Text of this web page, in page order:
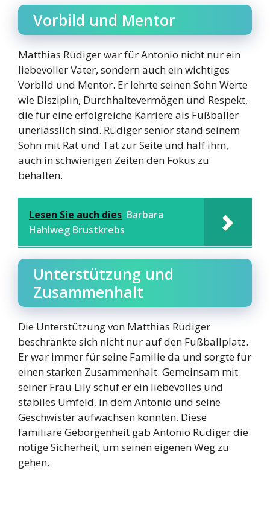
Vorbild und Mentor
Matthias Rüdiger war für Antonio nicht nur ein
liebevoller Vater, sondern auch ein wichtiges
Vorbild und Mentor. Er lehrte seinen Sohn Werte
wie Disziplin, Durchhaltevermögen und Respekt,
die für eine erfolgreiche Karriere als Fußballer
unerlässlich sind. Rüdiger senior stand seinem
Sohn mit Rat und Tat zur Seite und half ihm,
auch in schwierigen Zeiten den Fokus zu
behalten.
Lesen Sie auch dies Barbara
Hahlweg Brustkrebs
Unterstützung und
Zusammenhalt
Die Unterstützung von Matthias Rüdiger
beschränkte sich nicht nur auf den Fußballplatz.
Er war immer für seine Familie da und sorgte für
einen starken Zusammenhalt. Gemeinsam mit
seiner Frau Lily schuf er ein liebevolles und
stabiles Umfeld, in dem Antonio und seine
Geschwister aufwachsen konnten. Diese
familiäre Geborgenheit gab Antonio Rüdiger die
nötige Sicherheit, um seinen eigenen Weg zu
gehen.